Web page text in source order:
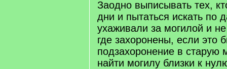
Заодно выписывать тех,
дни и пытаться искать по
ухаживали за могилой и
где захоронены, если это
подзахоронение в старую
найти могилу близки к